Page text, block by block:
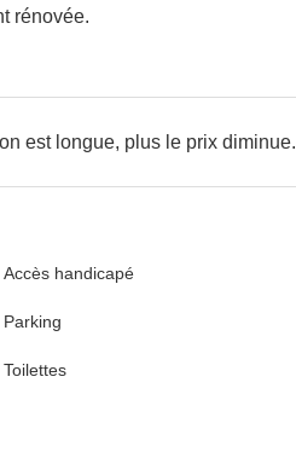
rénovée.
est longue, plus le prix diminue.
Accès handicapé
Parking
Toilettes